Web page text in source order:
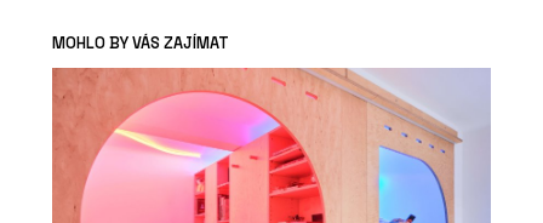
MOHLO BY VÁS ZAJÍMAT